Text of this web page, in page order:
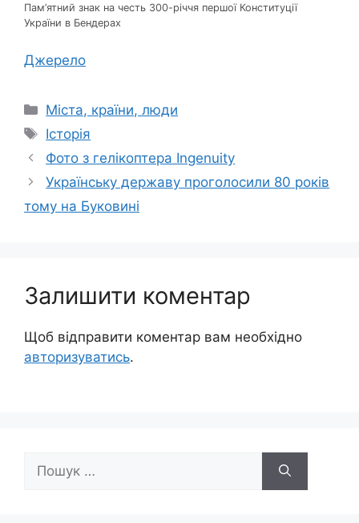
Пам’ятний знак на честь 300-річчя першої Конституції
України в Бендерах
Джерело
Категорії
Міста, країни, люди
Позначки
Історія
Фото з гелікоптера Ingenuity
Українську державу проголосили 80 років
тому на Буковині
Залишити коментар
Щоб відправити коментар вам необхідно
авторизуватись.